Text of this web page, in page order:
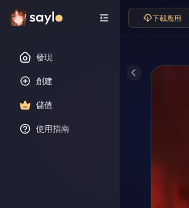
發現
創建
儲值
使用指南
下載應用